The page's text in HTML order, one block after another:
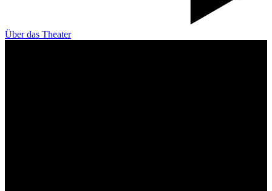
Über das Theater